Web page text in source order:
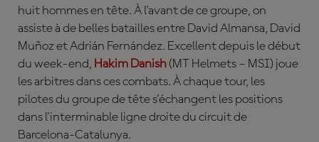
huit hommes en tête. À l'avant de ce groupe, on
assiste à de belles batailles entre David Almansa, David
Muñoz et Adrián Fernández. Excellent depuis le début
du week-end, Hakim Danish (MT Helmets – MSI) joue
les arbitres dans ces combats. À chaque tour, les
pilotes du groupe de tête s'échangent les positions
dans l'interminable ligne droite du circuit de
Barcelona-Catalunya.